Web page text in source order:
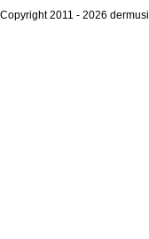
Copyright 2011 - 2026